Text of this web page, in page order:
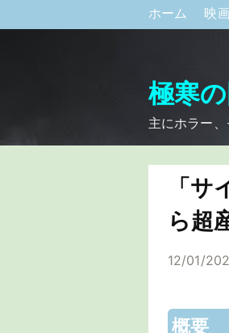
ホーム 映
極寒
主にホラー
「
ら超
12/01/
概要